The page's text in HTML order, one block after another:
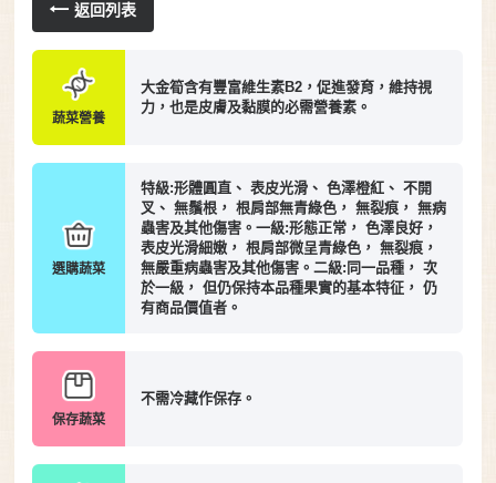
返回列表
蔬菜營養
大金筍含有豐富維生素B2，促進發育，維持視
力，也是皮膚及黏膜的必需營養素。
選購蔬菜
特級:形體圓直、 表皮光滑、 色澤橙紅、 不開
叉、 無鬚根， 根肩部無青綠色， 無裂痕， 無病
蟲害及其他傷害。一級:形態正常， 色澤良好，
表皮光滑細嫩， 根肩部微呈青綠色， 無裂痕，
無嚴重病蟲害及其他傷害。二級:同一品種， 次
於一級， 但仍保持本品種果實的基本特征， 仍
有商品價值者。
保存蔬菜
不需冷藏作保存。